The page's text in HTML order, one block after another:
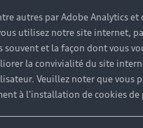
autres par Adobe Analytics
utilisez notre site internet,
souvent et la façon dont vous
la convivialité du site
Veuillez noter que vous
à l'installation de cookies de